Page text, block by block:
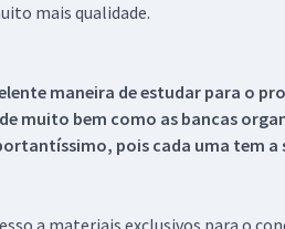
mais qualidade.
maneira de estudar para o
muito bem como as bancas
pois cada uma tem